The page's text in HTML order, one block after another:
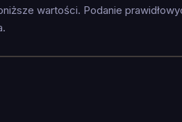
wartości. Podanie